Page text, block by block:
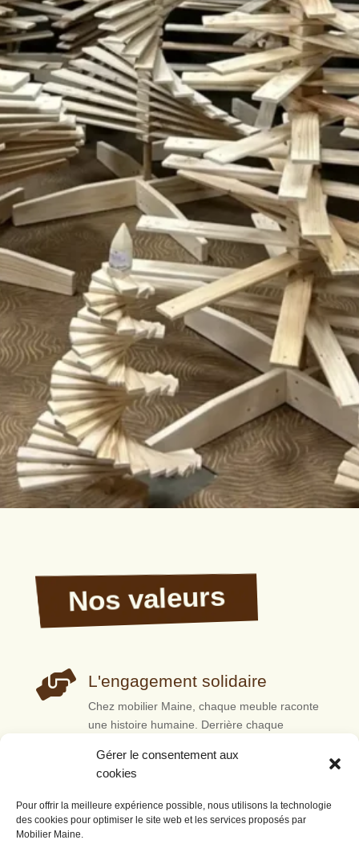
Gérer le consentement aux
cookies
Pour offrir la meilleure expérience possible, nous utilisons la technologie
des cookies pour optimiser le site web et les services proposés par
Mobilier Maine.
Nos valeurs
 L'engagement solidaire
Chez mobilier Maine, chaque meuble raconte
une histoire humaine. Derrière chaque
parcours d’insertion qui apprennent, se
forment et bâtissent leur avenir à travers le
travail.
Le respect de la matière